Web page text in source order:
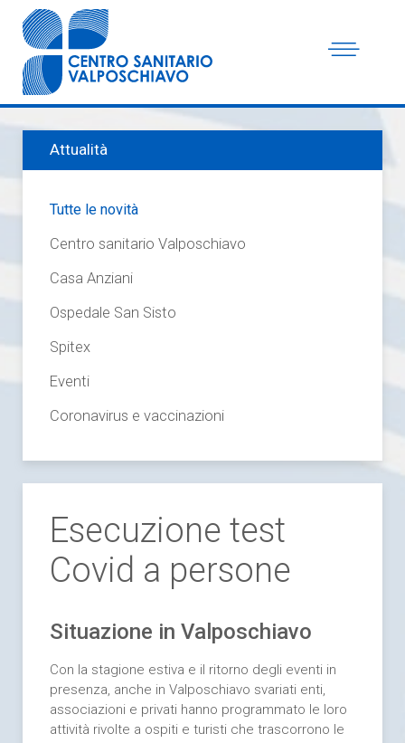
Esecuzione test
Covid a persone
Situazione in Valposchiavo
Con la stagione estiva e il ritorno degli eventi in
presenza, anche in Valposchiavo svariati enti,
associazioni e privati hanno programmato le loro
attività rivolte a ospiti e turisti che trascorrono le
Attualità
Tutte le novità
Centro sanitario Valposchiavo
Casa Anziani
Ospedale San Sisto
Spitex
Eventi
Coronavirus e vaccinazioni